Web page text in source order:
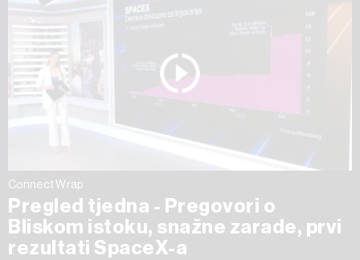
Connect Wrap
Pregled tjedna - Pregovori o
Bliskom istoku, snažne zarade, prvi
rezultati SpaceX-a